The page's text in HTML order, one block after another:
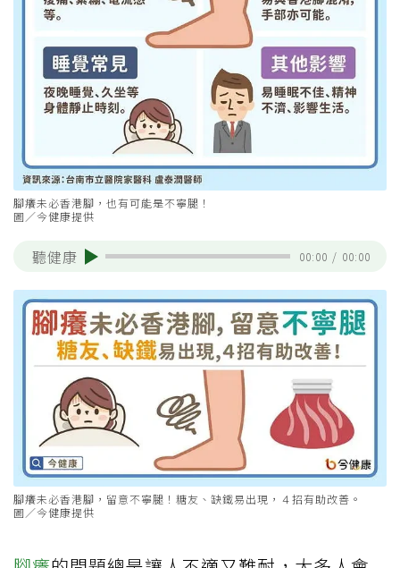
腳癢未必香港腳，也有可能是不寧腿！
圖／今健康提供
聽健康 00:00 / 00:00
腳癢未必香港腳，留意不寧腿！糖友、缺鐵易出現，４招有助改善。
圖／今健康提供